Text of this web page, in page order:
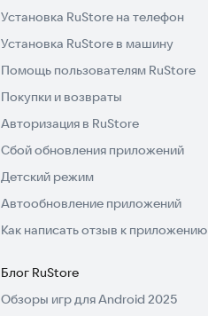
Установка RuStore на телефон
Установка RuStore в машину
Помощь пользователям RuStore
Покупки и возвраты
Авторизация в RuStore
Сбой обновления приложений
Детский режим
Автообновление приложений
Как написать отзыв к приложению
Блог RuStore
Обзоры игр для Android 2025